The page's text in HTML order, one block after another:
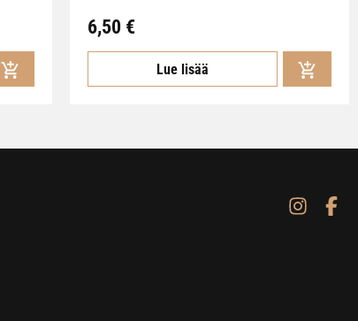
6,50 €
Lue lisää